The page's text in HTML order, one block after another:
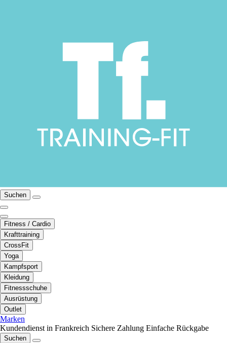
Suchen
Fitness / Cardio
Krafttraining
CrossFit
Yoga
Kampfsport
Kleidung
Fitnessschuhe
Ausrüstung
Outlet
Marken
Kundendienst in Frankreich Sichere Zahlung Einfache Rückgabe
Suchen